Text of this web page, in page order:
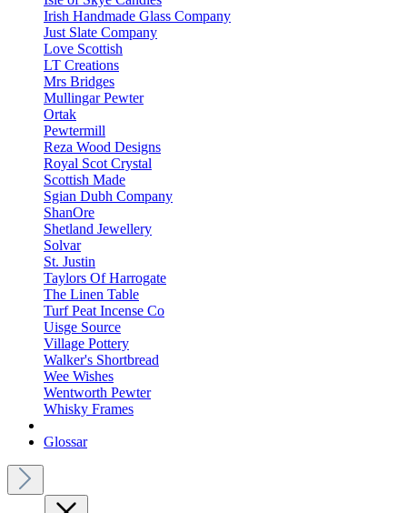
Irish Handmade Glass Company
Just Slate Company
Love Scottish
LT Creations
Mrs Bridges
Mullingar Pewter
Ortak
Pewtermill
Reza Wood Designs
Royal Scot Crystal
Scottish Made
Sgian Dubh Company
ShanOre
Shetland Jewellery
Solvar
St. Justin
Taylors Of Harrogate
The Linen Table
Turf Peat Incense Co
Uisge Source
Village Pottery
Walker's Shortbread
Wee Wishes
Wentworth Pewter
Whisky Frames
Glossar